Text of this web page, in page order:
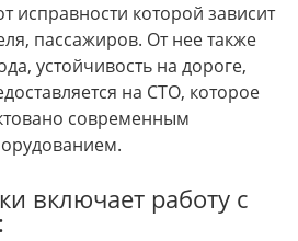
исправности которой зависит
пассажиров. От нее также
устойчивость на дороге,
на СТО, которое
современным
включает работу с